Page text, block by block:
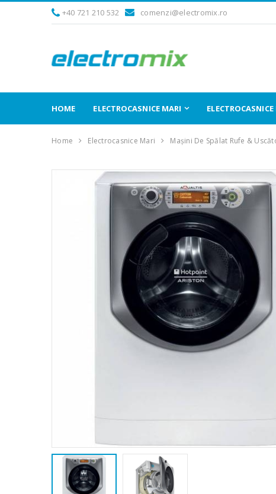
+40 721 210 532 comenzi@electromix.ro
HOME ELECTROCASNICE MARI ELECTROCASNICE
Home Electrocasnice Mari Mașini De Spălat Rufe &